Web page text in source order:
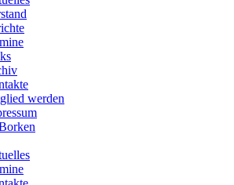
werden